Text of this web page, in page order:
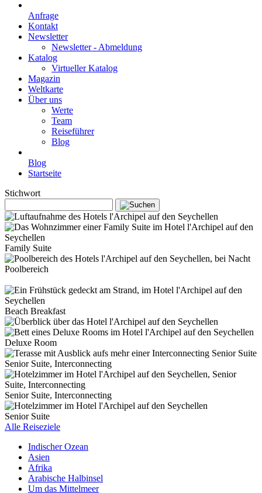
Anfrage
Kontakt
Newsletter
Newsletter - Abmeldung
Katalog
Virtueller Katalog
Magazin
Weltkarte
Über uns
Werte
Team
Reiseführer
Blog
Blog
Startseite
Stichwort
Family Suite
Poolbereich
Beach Breakfast
Deluxe Room
Senior Suite, Interconnecting
Senior Suite, Interconnecting
Senior Suite
Alle Reiseziele
Indischer Ozean
Asien
Afrika
Arabische Halbinsel
Um das Mittelmeer